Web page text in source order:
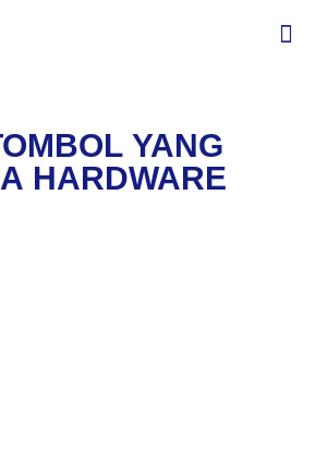
YANG
HARDWARE